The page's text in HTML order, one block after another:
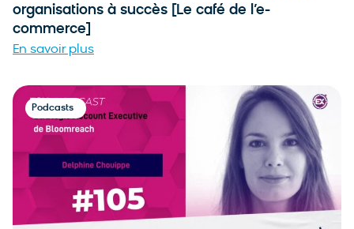
organisations à succès [Le café de l’e-
commerce]
En savoir plus
Podcasts